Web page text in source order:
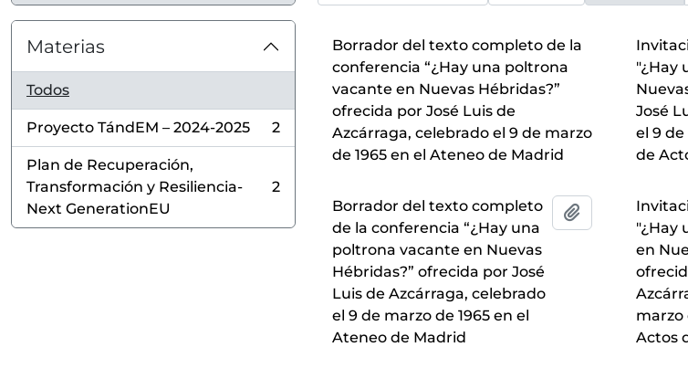
Materias
Todos
Proyecto TándEM – 2024-2025
, 2 resultados
2
Plan de Recuperación,
Transformación y Resiliencia-
Next GenerationEU
, 2 resultados
2
Borrador del texto completo de la
conferencia “¿Hay una poltrona
vacante en Nuevas Hébridas?”
ofrecida por José Luis de
Azcárraga, celebrado el 9 de marzo
de 1965 en el Ateneo de Madrid
Borrador del texto completo
de la conferencia “¿Hay una
poltrona vacante en Nuevas
Hébridas?” ofrecida por José
Luis de Azcárraga, celebrado
el 9 de marzo de 1965 en el
Ateneo de Madrid
Añadir al
"¿Hay
José
el 9 de
de
"¿Hay
en
marzo
Actos